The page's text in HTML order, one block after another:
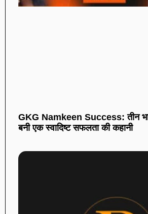
GKG Namkeen Success: तीन
बनी एक स्वादिष्ट सफलता की कहानी